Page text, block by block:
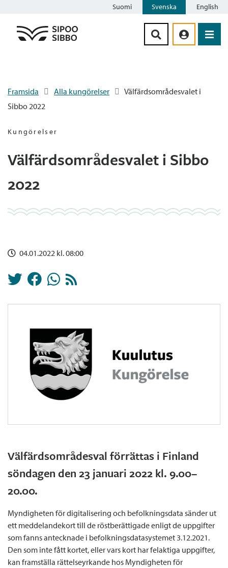
Suomi Svenska English
Framsida Alla kungörelser
Välfärdsområdesvalet i
Sibbo 2022
Kungörelser
Välfärdsområdesvalet i Sibbo
2022
04.01.2022 kl. 08:00
Välfärdsområdesval förrättas i Finland
söndagen den 23 januari 2022 kl. 9.00–
20.00.
Myndigheten för digitalisering och befolkningsdata sänder ut
ett meddelandekort till de röstberättigade enligt de uppgifter
som fanns antecknade i befolkningsdatasystemet 3.12.2021.
Den som inte fått kortet, eller vars kort har felaktiga uppgifter,
kan framställa rättelseyrkande hos Myndigheten för